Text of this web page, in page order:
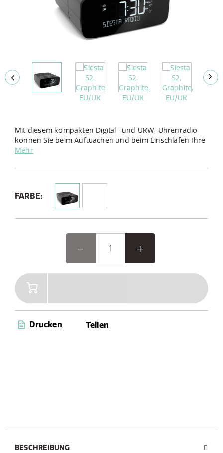
Mit diesem kompakten Digital- und UKW-Uhrenradio
können Sie beim Aufwachen und beim Einschlafen Ihre
Lieblingsradiosender in störungsfreier Qualität hören.
Mehr
FARBE:
Drucken Teilen
BESCHREIBUNG